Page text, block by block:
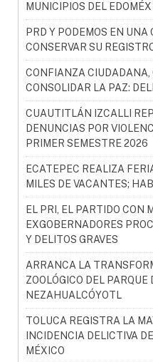
MUNICIPIOS DEL EDOMÉX
PRD Y PODEMOS EN UNA
CONSERVAR SU
CONFIANZA CIUDADANA,
CONSOLIDAR LA PAZ:
CUAUTITLÁN IZCALLI
DENUNCIAS POR
PRIMER SEMESTRE 2026
ECATEPEC REALIZA
MILES DE VACANTES;
EL PRI, EL PARTIDO CON
EXGOBERNADORES
Y DELITOS GRAVES
ARRANCA LA
ZOOLÓGICO DEL PARQUE
NEZAHUALCÓYOTL
TOLUCA REGISTRA LA
INCIDENCIA DELICTIVA
MÉXICO